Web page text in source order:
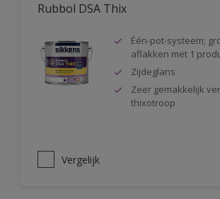
Rubbol DSA Thix
Één-pot-systeem;
aflakken met 1
Zijdeglans
Zeer gemakkelijk
thixotroop
Vergelijk